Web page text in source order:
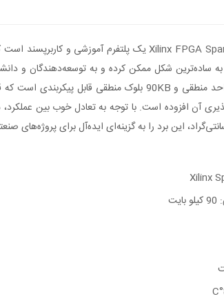
آن افزوده است. با توجه به تعادل خوب بین
Xilinx
C